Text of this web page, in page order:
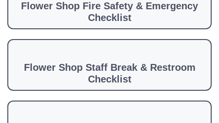
Flower Shop Fire Safety & Emergency
Checklist
Flower Shop Staff Break & Restroom
Checklist